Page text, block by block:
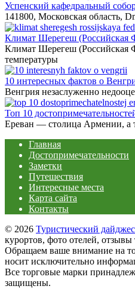
Успенский кафедральный
141800, Московская область,
Климат Шерегеш (Российская
Климат Шерегеш (Российская
температуры
10 интересных фактов о
Венгрия незаслуженно
Топ 10
Ереван — столица Армении, а
Главная
Достопримечательности
Заметки
Путешествия
Интересные места
Карта сайта
Контакты
© 2026 Туристический
курортов, фото отелей, отзывы
Обращаем ваше внимание на
носит исключительно
Все торговые марки
защищены.